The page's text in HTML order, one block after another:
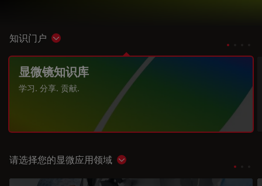
知识门户 Show subnavigation
显微镜知识库
学习. 分享. 贡献.
请选择您的显微应用领域 Show subnavigation